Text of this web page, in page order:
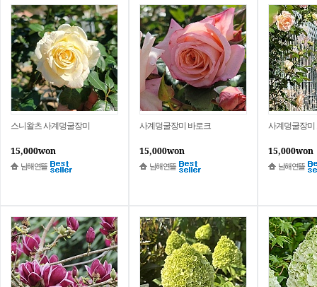
스니왈츠 사계덩굴장미
15,000won
남해연뜰
사계덩굴장미 바로크
15,000won
남해연뜰
사계덩굴장미
15,000won
남해연뜰